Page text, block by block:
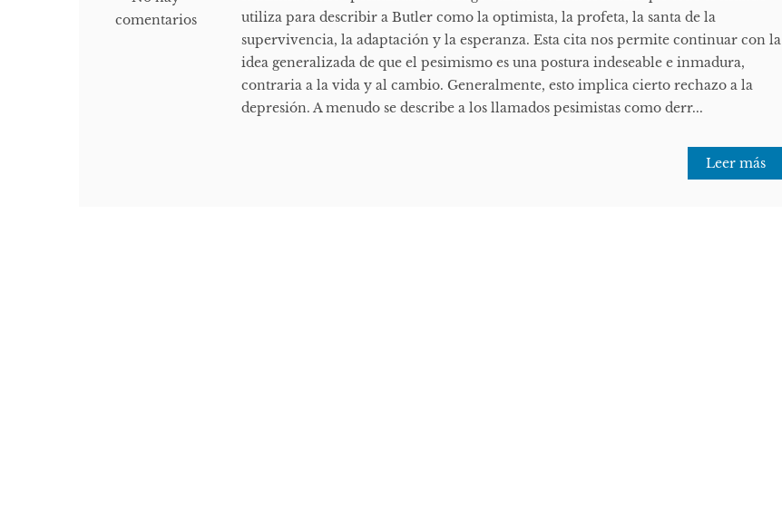
comentarios
utiliza para describir a Butler como la optimista, la profeta, la santa de la
supervivencia, la adaptación y la esperanza. Esta cita nos permite continuar con la
idea generalizada de que el pesimismo es una postura indeseable e inmadura,
contraria a la vida y al cambio. Generalmente, esto implica cierto rechazo a la
depresión. A menudo se describe a los llamados pesimistas como derr...
Leer más